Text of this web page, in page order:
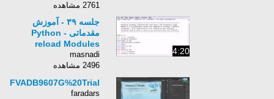
2761 مشاهده
4:20
جلسه ۳۹ - آموزش
مقدماتی Python -
reload Modules
masnadi
2496 مشاهده
FVADB9607G%20Trial
faradars